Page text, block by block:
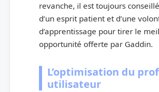
revanche, il est toujours
d’un esprit patient et d’une
d’apprentissage pour tirer le
opportunité offerte par Gaddin.
L’optimisation du
utilisateur